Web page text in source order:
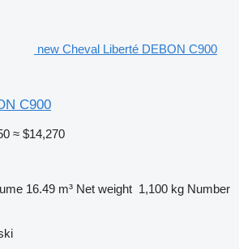
new Cheval Liberté DEBON C900
C900
≈ $14,270
16.49 m³ Net weight 1,100 kg Number